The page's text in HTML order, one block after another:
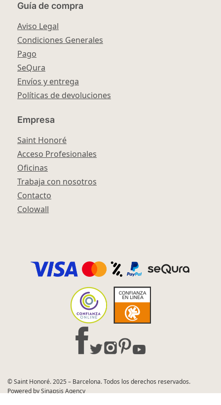
© Saint Honoré. 2025 – Barcelona. Todos los derechos reservados.
Powered by Sinapsis Agency
Guía de compra
Aviso Legal
Condiciones Generales
Pago
SeQura
Envíos y entrega
Políticas de devoluciones
Empresa
Saint Honoré
Acceso Profesionales
Oficinas
Trabaja con nosotros
Contacto
Colowall